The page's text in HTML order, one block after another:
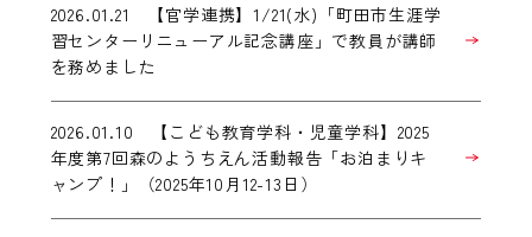
2026.01.21 【官学連携】1/21(水)「町田市生涯学
習センターリニューアル記念講座」で教員が講師
を務めました
2026.01.10 【こども教育学科・児童学科】2025
年度第7回森のようちえん活動報告「お泊まりキ
ャンプ！」（2025年10月12-13日）